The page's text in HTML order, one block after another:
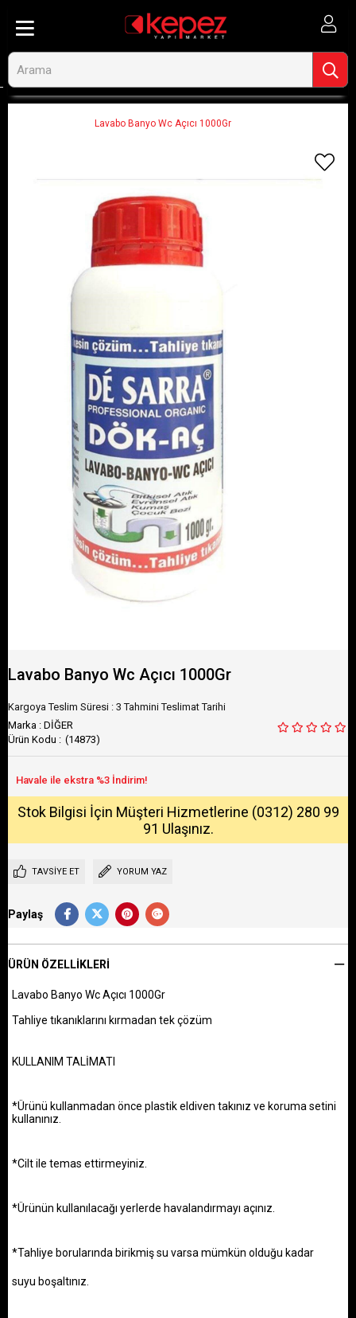
Lavabo Banyo Wc Açıcı 1000Gr
Lavabo Banyo Wc Açıcı 1000Gr
Kargoya Teslim Süresi : 3 Tahmini Teslimat Tarihi
Marka : DİĞER
(14873)
Stok Bilgisi İçin Müşteri Hizmetlerine (0312) 280 99
91 Ulaşınız.
TAVSIYE ET YORUM YAZ
Paylaş
ÜRÜN ÖZELLIKLERI
Lavabo Banyo Wc Açıcı 1000Gr
Tahliye tıkanıklarını kırmadan tek çözüm
KULLANIM TALİMATI
*Ürünü kullanmadan önce plastik eldiven takınız ve korumasetini
kullanınız.
*Cilt ile temas ettirmeyiniz.
*Ürünün kullanılacağı yerlerde havalandırmayı açınız.
*Tahliye borularında birikmiş su varsa mümkün olduğu kadar
suyu boşaltınız.